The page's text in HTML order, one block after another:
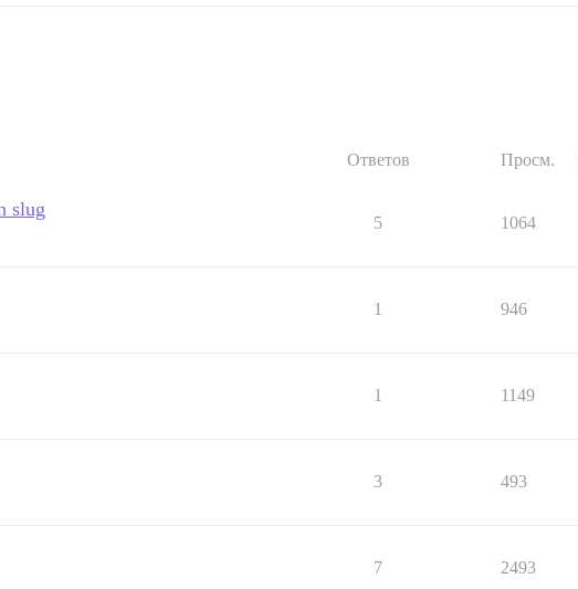
Ответов Просм.
slug
5 1064
1 946
1 1149
3 493
7 2493